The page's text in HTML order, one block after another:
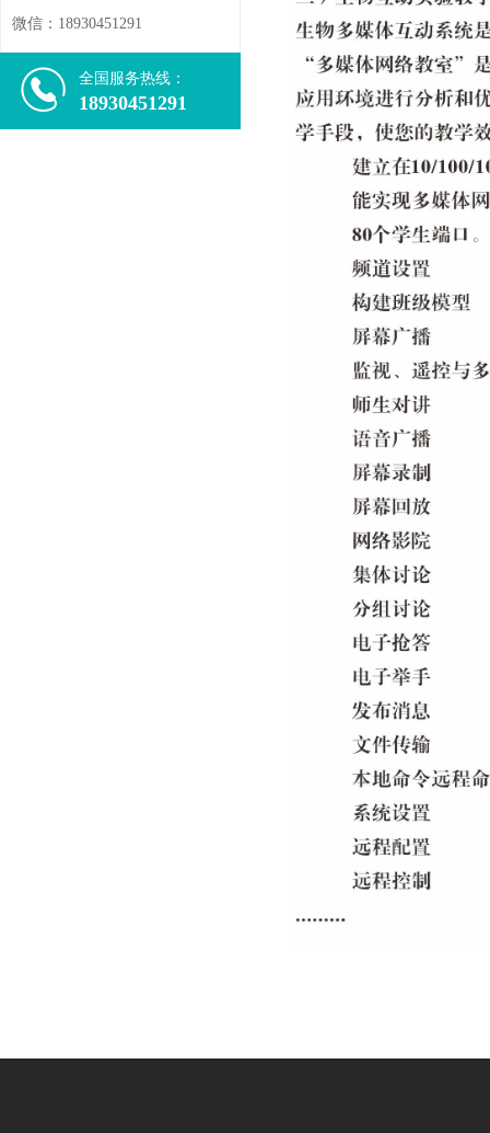
微信：18930451291
全国服务热线：
18930451291